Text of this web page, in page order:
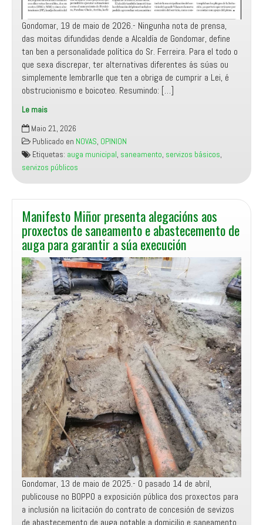
Gondomar, 19 de maio de 2026.- Ningunha nota de prensa,
das moitas difundidas dende a Alcaldía de Gondomar, define
tan ben a personalidade política do Sr. Ferreira. Para el todo o
que sexa discrepar, ter alternativas diferentes ás súas ou
simplemente lembrarlle que ten a obriga de cumprir a Lei, é
obstrucionismo e boicoteo. Resumindo: […]
Le mais
Manifesto
Miñor
lamenta
a
postura
de
don
Paco
Ferreira
respecto
dos
servizos
de
abastecemento
de
auga
e
saneamento
municipais
e
a
nova
privatización
coa
adxudicación
do
contrato
a
Aqualia
Maio 21, 2026
Publicado en NOVAS, OPINION
Etiquetas: auga municipal, saneamento, servizos básicos,
servizos públicos
Manifesto Miñor presenta alegacións aos
proxectos de saneamento e abastecemento de
auga para garantir a súa execución
Gondomar, 13 de maio de 2025.- O pasado 14 de abril,
publicouse no BOPPO a exposición pública dos proxectos para
a inclusión na licitación do contrato de concesión de sevizos
de abastecemento de auga potable a domicilio e saneamento